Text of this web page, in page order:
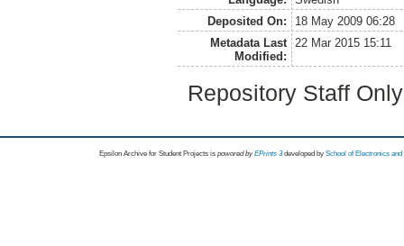
Deposited On:
18 May 2009 06:28
Metadata Last
Modified:
22 Mar 2015 15:11
Repository Staff
Epsilon Archive for Student Projects is powored byEPrints 3 developed by School of Electronics